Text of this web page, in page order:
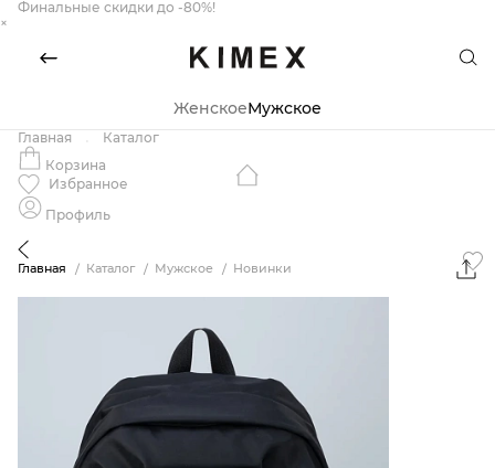
Финальные скидки до -80%!
×
ЖенскоеМужское
Главная
Каталог
Корзина
Избранное
Профиль
Главная Каталог Мужское Новинки